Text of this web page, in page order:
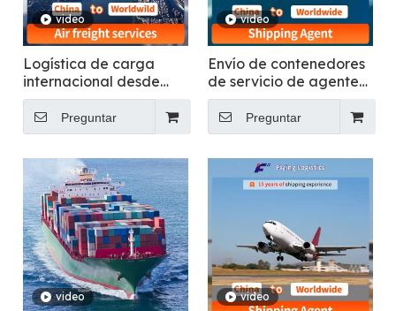
video
Logística de carga
internacional desde
China a logística puerta
a puerta en todo el
mundo
Preguntar
video
Envío de contenedores
de servicio de agente
de envío barato
profesional puntual a
todo el mundo
Preguntar
video video